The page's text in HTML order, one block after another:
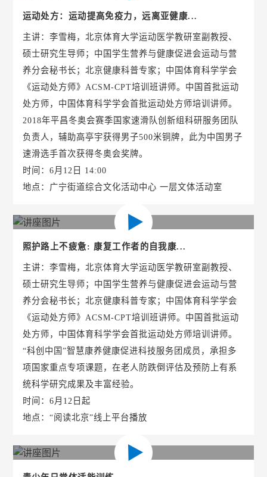
运动处方：运动提高免疫力，远离亚健康...
主讲：李雪梅，北京体育大学运动医学教研室副教授、
硕士研究生导师；中国学生营养与健康促进会运动与营
养分会秘书长；北京健康科普专家；中国体育科学学会
《运动处方师》ACSM-CPT培训班讲师。中国首批运动
处方师，中国体育科学学会首批运动处方师培训讲师。
2018年平昌冬奥会赛季国家速滑队创新组科研服务团队
负责人，辅助高亭宇获得男子500米铜牌，此为中国男子
速滑选手首次获得冬奥会奖牌。
时间：6月12日 14:00
地点：广宁街道综合文化活动中心 一层文体活动室
照护路上不疲惫: 康复工作者的自我康...
主讲：李雪梅，北京体育大学运动医学教研室副教授、
硕士研究生导师；中国学生营养与健康促进会运动与营
养分会秘书长；北京健康科普专家；中国体育科学学会
《运动处方师》ACSM-CPT培训班讲师。中国首批运动
处方师，中国体育科学学会首批运动处方师培训讲师。
“科创中国”智慧康养健康促进科技服务团成员，承担多
项国家重点专项课题，在老人防跌倒评估及预防上有系
统科学研究成果及丰富经验。
时间：6月12日起
地点：“阅读北京”线上平台播放